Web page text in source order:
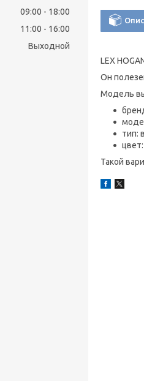
LEX
Он
Модель
тип:
Такой
09:00
18:00
11:00
16:00
Выходной